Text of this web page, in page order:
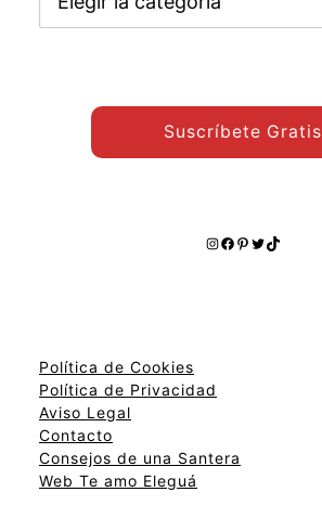
otros
Suscríbete Gratis
Instagram
Facebook
Pinterest
Twitter
TikTok
Política de Cookies
Política de Privacidad
Aviso Legal
Contacto
Consejos de una Santera
Web Te amo Eleguá